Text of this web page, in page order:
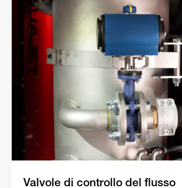
Valvole di controllo del flusso